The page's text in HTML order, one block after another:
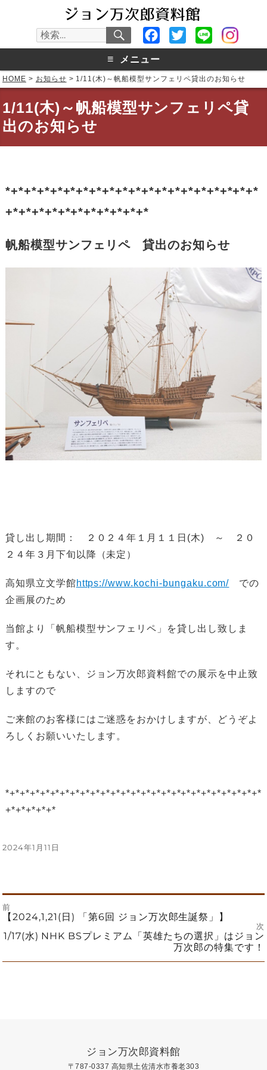
検
索:
検
索
Facebook
Twitter Line
≡ メニュー
HOME > お知らせ > 1/11(木)～帆船模型サンフェリペ貸出のお知らせ
1/11(木)～帆船模型サンフェリペ貸
出のお知らせ
*+*+*+*+*+*+*+*+*+*+*+*+*+*+*+*+*+*+*+*
+*+*+*+*+*+*+*+*+*+*+*
帆船模型サンフェリペ 貸出のお知らせ
貸し出し期間： ２０２４年１月１１日(木) ～ ２０
２４年３月下旬以降（未定）
高知県立文学館https://www.kochi-bungaku.com/ での
企画展のため
当館より「帆船模型サンフェリペ」を貸し出し致しま
す。
それにともない、ジョン万次郎資料館での展示を中止致
しますので
ご来館のお客様にはご迷惑をおかけしますが、どうぞよ
ろしくお願いいたします。
*+*+*+*+*+*+*+*+*+*+*+*+*+*+*+*+*+*+*+*+*+*+*+*+*+*
+*+*+*+*+*
投
2024年1月11日
投
稿
ナ
前
前
の
投
稿:
【2024,1,21(日) 「第6回 ジョン万次郎生誕祭」】
次
次
の
稿:
1/17(水) NHK BSプレミアム「英雄たちの選択」はジョン
万次郎の特集です！
ジョン万次郎資料館
〒787-0337 高知県土佐清水市養老303